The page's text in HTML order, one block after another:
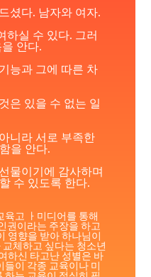
셨다. 남자와 여자.
하실 수 있다. 그러
안다.
능과 그에 따른 차
은 있을 수 없는 일
니라 서로 부족한
을 안다.
물이기에 감사하며
수 있도록 한다.
고 ㅏ미디어를 통해
권이라는 주장을 하고
영향을 받아 하나님이
체하고 싶다는 청소년
하신 타고난 성별은 바
들이 각종 교육이나 미